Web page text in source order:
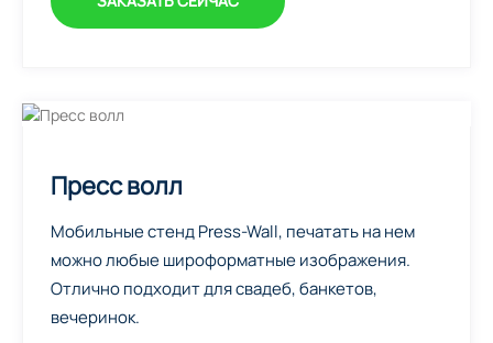
Пресс волл
Мобильные стенд Press-Wall, печатать на нем
можно любые широформатные изображения.
Отлично подходит для свадеб, банкетов,
вечеринок.